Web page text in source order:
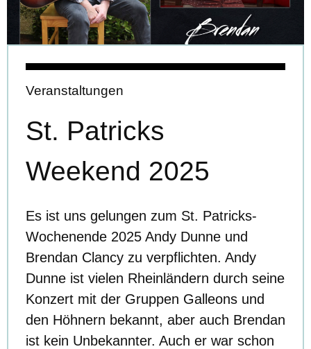
Veranstaltungen
St. Patricks
Weekend 2025
Es ist uns gelungen zum St. Patricks-
Wochenende 2025 Andy Dunne und
Brendan Clancy zu verpflichten. Andy
Dunne ist vielen Rheinländern durch seine
Konzert mit der Gruppen Galleons und
den Höhnern bekannt, aber auch Brendan
ist kein Unbekannter. Auch er war schon